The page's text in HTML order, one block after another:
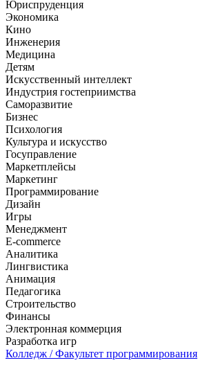
Юриспруденция
Экономика
Кино
Инженерия
Медицина
Детям
Искусственный интеллект
Индустрия гостеприимства
Саморазвитие
Бизнес
Психология
Культура и искусство
Госуправление
Маркетплейсы
Маркетинг
Программирование
Дизайн
Игры
Менеджмент
E-commerce
Аналитика
Лингвистика
Анимация
Педагогика
Строительство
Финансы
Электронная коммерция
Разработка игр
Колледж / Факультет программирования